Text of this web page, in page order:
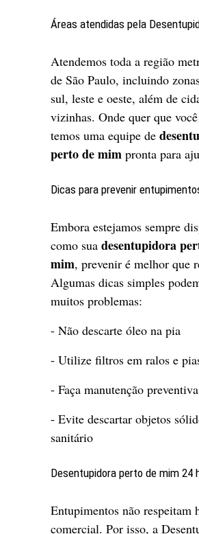
Áreas atendidas pela
Atendemos toda a região
de São Paulo, incluindo
sul, leste e oeste, além de
vizinhas. Onde quer que
temos uma equipe de
perto de mim pronta para
Dicas para prevenir
Embora estejamos sempre
como sua desentupidora
mim, prevenir é melhor que
Algumas dicas simples
muitos problemas:
- Não descarte óleo na pia
- Utilize filtros em ralos e
- Faça manutenção
- Evite descartar objetos
sanitário
Desentupidora perto de mim 24
Entupimentos não respeitam
comercial. Por isso, a